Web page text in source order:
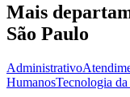
Mais
São Paulo
Administrativo
HumanosTecnologia